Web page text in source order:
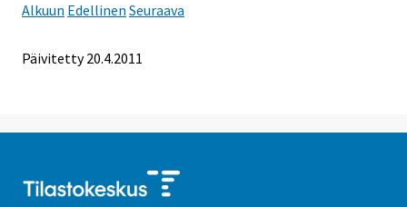
Alkuun Edellinen Seuraava
Päivitetty 20.4.2011